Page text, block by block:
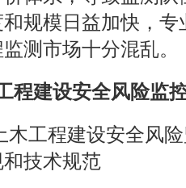
规模日益加快，
测市场十分混乱。
程建设安全风险监
工程建设安全风险
技术规范